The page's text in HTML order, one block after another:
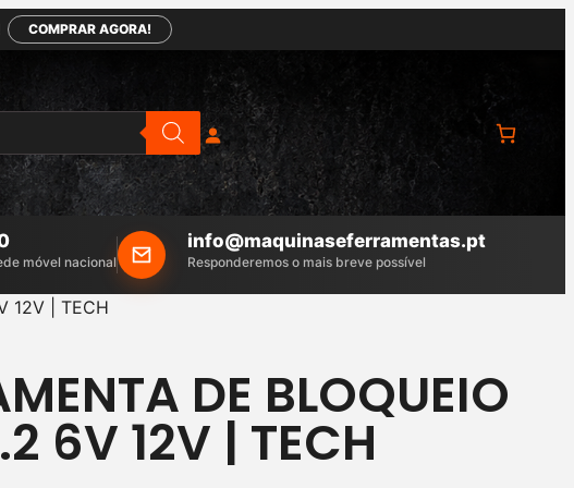
COMPRAR AGORA!
móvel nacional
info@maquinaseferramentas.pt
Responderemos o mais breve possível
12V | TECH
DE BLOQUEIO
6V 12V | TECH